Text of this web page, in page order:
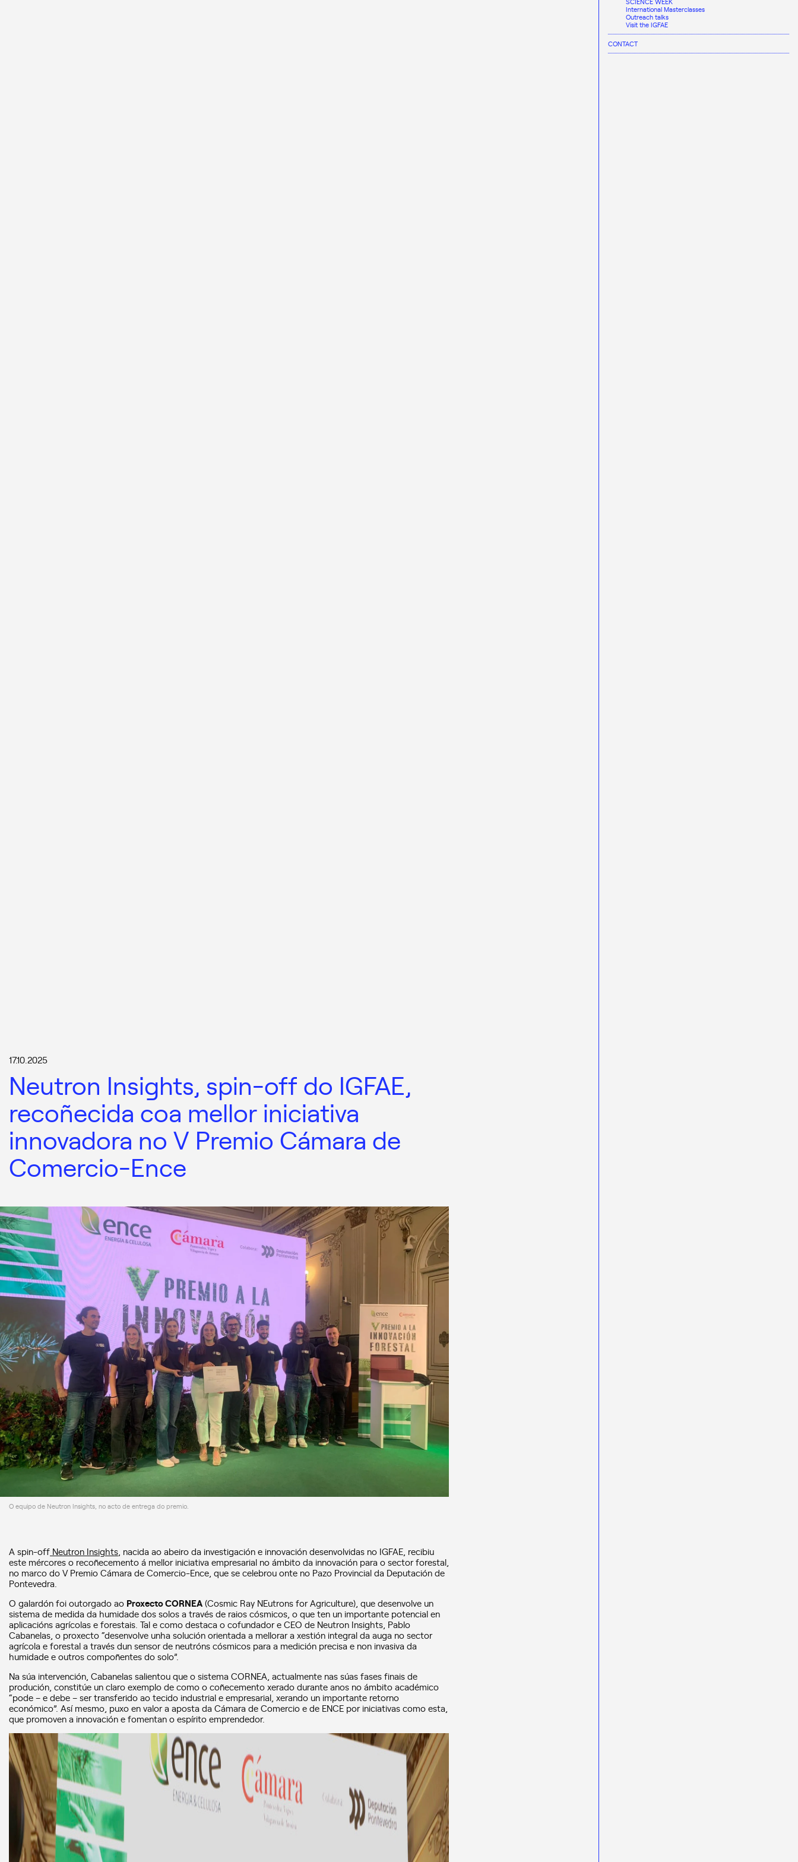
International Masterclasses
Outreach talks
Visit the IGFAE
CONTACT
17.10.2025
Neutron Insights, spin-off do IGFAE,
recoñecida coa mellor iniciativa
innovadora no V Premio Cámara de
Comercio-Ence
O equipo de Neutron Insights, no acto de entrega do premio.
A spin-off Neutron Insights, nacida ao abeiro da investigación e innovación desenvolvidas no IGFAE, recibiu
este mércores o recoñecemento á mellor iniciativa empresarial no ámbito da innovación para o sector forestal,
no marco do V Premio Cámara de Comercio-Ence, que se celebrou onte no Pazo Provincial da Deputación de
Pontevedra.
O galardón foi outorgado ao Proxecto CORNEA(Cosmic Ray NEutrons for Agriculture), que desenvolve un
sistema de medida da humidade dos solos a través de raios cósmicos, o que ten un importante potencial en
aplicacións agrícolas e forestais. Tal e como destaca o cofundador e CEO de Neutron Insights, Pablo
Cabanelas, o proxecto “desenvolve unha solución orientada a mellorar a xestión integral da auga no sector
agrícola e forestal a través dun sensor de neutróns cósmicos para a medición precisa e non invasiva da
humidade e outros compoñentes do solo”.
Na súa intervención, Cabanelas salientou que o sistema CORNEA, actualmente nas súas fases finais de
produción, constitúe un claro exemplo de como o coñecemento xerado durante anos no ámbito académico
“pode – e debe – ser transferido ao tecido industrial e empresarial, xerando un importante retorno
económico”. Así mesmo, puxo en valor a aposta da Cámara de Comercio e de ENCE por iniciativas como esta,
que promoven a innovación e fomentan o espírito emprendedor.